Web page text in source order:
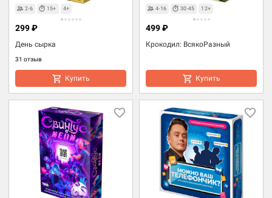
2-6 15+ 4+
День сырка
31 отзыв
299 ₽
Купить
4-16 30-45 12+
Крокодил: ВсякоРазный
499 ₽
Купить